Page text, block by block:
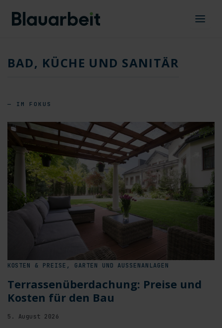
Inhalt
springen
BAD, KÜCHE UND SANITÄR
— IM FOKUS
KOSTEN & PREISE, GARTEN UND AUSSENANLAGEN
Terrassenüberdachung: Preise und
Kosten für den Bau
5. August 2026